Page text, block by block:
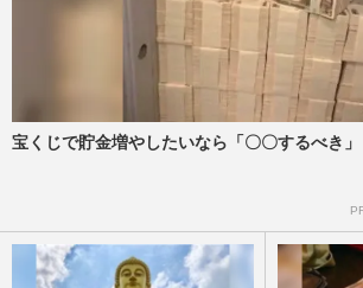
宝くじで貯金増やしたいなら「〇〇するべき」